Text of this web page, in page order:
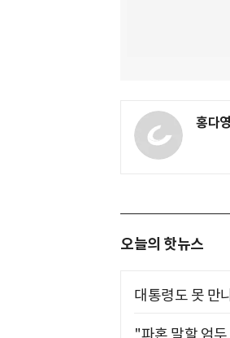
홍다
오늘의 핫뉴스
대통령도 못 만